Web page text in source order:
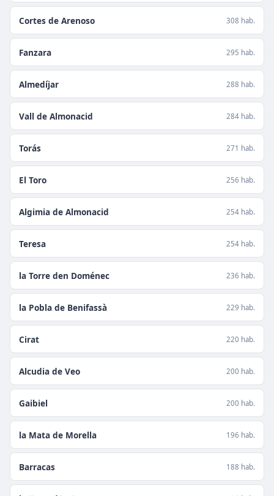
Cortes de Arenoso 308 hab.
Fanzara 295 hab.
Almedíjar 288 hab.
Vall de Almonacid 284 hab.
Torás 271 hab.
El Toro 256 hab.
Algimia de Almonacid 254 hab.
Teresa 254 hab.
la Torre den Doménec 236 hab.
la Pobla de Benifassà 229 hab.
Cirat 220 hab.
Alcudia de Veo 200 hab.
Gaibiel 200 hab.
la Mata de Morella 196 hab.
Barracas 188 hab.